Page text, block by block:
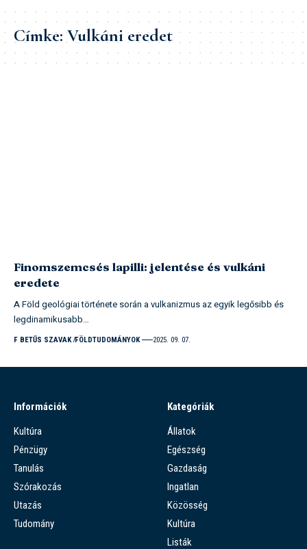
Címke:Vulkáni eredet
Finomszemcsés lapilli: jelentése és vulkáni
eredete
A Föld geológiai története során a vulkanizmus az egyik legősibb és
legdinamikusabb…
F BETŰS SZAVAK FÖLDTUDOMÁNYOK 2025. 09. 07.
Információk
Kultúra
Pénzügy
Tanulás
Szórakozás
Utazás
Tudomány
Kategóriák
Állatok
Egészség
Gazdaság
Ingatlan
Közösség
Kultúra
Listák